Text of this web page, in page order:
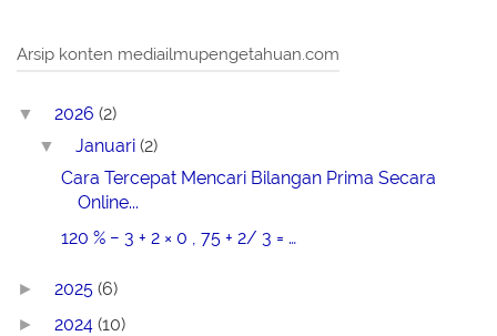
Arsip konten mediailmupengetahuan.com
▼ 2026 (2)
▼ Januari(2)
Cara Tercepat Mencari Bilangan Prima Secara
Online...
120 % − 3 + 2 × 0 , 75 + 2/ 3 = …
► 2025 (6)
► 2024 (10)